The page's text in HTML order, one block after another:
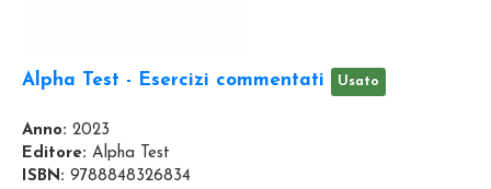
Alpha Test - Esercizi commentati Usato
Anno: 2023
Editore: Alpha Test
ISBN: 9788848326834